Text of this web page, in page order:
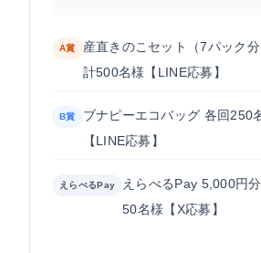
A賞
産直きのこセット（7パック
計500名様【LINE応募】
B賞
ブナピーエコバッグ 各回250
【LINE応募】
えらべるPay
えらべるPay 5,000円
50名様【X応募】